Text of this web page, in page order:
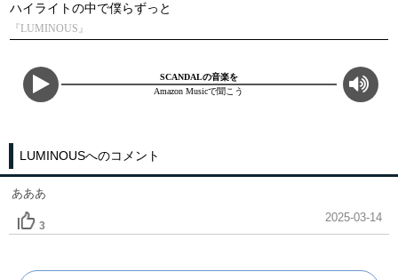
ハイライトの中で僕らずっと
『LUMINOUS』
SCANDALの音楽を
Amazon Musicで聞こう
LUMINOUSへのコメント
あああ
3
2025-03-14